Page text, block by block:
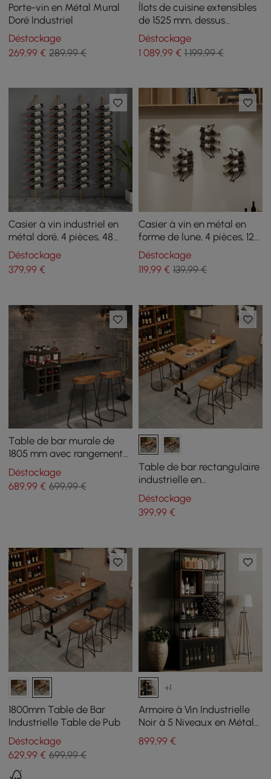
Porte-vin en Métal Mural
Doré Industriel
Déstockage
269,99 € 289,99 €
Îlots de cuisine extensibles
de 1525 mm, dessus
industriel en faux marbre
avec 3 tiroirs
Déstockage
1 089,99€ 1 199,99 €
Casier à vin industriel en
métal doré, 4 pièces, 48
bouteilles, haut casier à vin
vertical
Déstockage
379,99 €
Casier à vin en métal en
forme de lune, 4 pièces, 12
bouteilles, montage mural
en bronze
Déstockage
119,99€ 139,99 €
Table de bar murale de
1805 mm avec rangement
pour bouteilles de vin
Table de pub en similicuir
marron
Déstockage
689,99 € 699,99 €
Table de bar rectangulaire
industrielle en
contreplaqué de 130 cm
Déstockage
399,99€
1800mm Table de Bar
Industrielle Table de Pub
Déstockage
629,99 € 699,99 €
+1
Armoire à Vin Industrielle
Noir à 5 Niveaux en Métal
avec Support en Verre pour
Bar à Domicile
899,99€